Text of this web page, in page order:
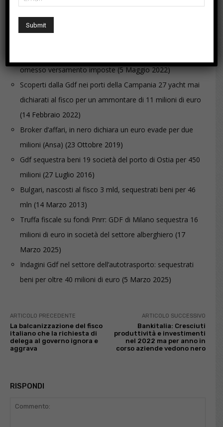
Marzo 2019)
Abuso del diritto, sottratti al fisco 2,5 milioni di euro
omesso versamento imposte(5 Maggio 2022)
Scoperti dalla Gdf nei porti della Campania 27 yacht mai
dichiarati al fisco per un ammontare di 11 milioni di euro
(14 Febbraio 2022)
Broker d’affari, in nero dichiara un euro evade per due
milioni (Ansa) (23 Ottobre 2019)
Gdf sequestra beni 19 società del porto di Ostia per 450
milioni (27 Luglio 2016)
Bulgari, nascosti al fisco 3 mld, sequestrati beni per 46
mln (14 Marzo 2013)
Truffa fiscale su fondi Pnrr: GDF di Milano sequestra 16
milioni di euro in società del settore alberghiero (17
Marzo 2025)
Indagini Gdf nel settore dell’autotrasporto: sequestrati
beni per oltre 40 milioni di euro (5 Marzo 2025)
ARTICOLO PRECEDENTE
La balcanizzazione del fisco
italiano che la richiesta di
delega al governo ignora e
aggrava
ARTICOLO SUCCESSIVO
Bankitalia: Cresciuti
produttività e investimenti
nel 2022 ma per anno in
corso aziende vedono nero
RISPONDI